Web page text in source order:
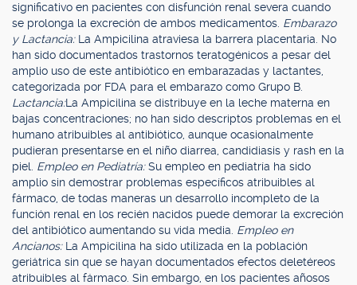
significativo en pacientes con disfunción renal severa cuando
se prolonga la excreción de ambos medicamentos. Embarazo
y Lactancia: La Ampicilina atraviesa la barrera placentaria. No
han sido documentados trastornos teratogénicos a pesar del
amplio uso de este antibiótico en embarazadas y lactantes,
categorizada por FDA para el embarazo como Grupo B.
Lactancia:La Ampicilina se distribuye en la leche materna en
bajas concentraciones; no han sido descriptos problemas en el
humano atribuibles al antibiótico, aunque ocasionalmente
pudieran presentarse en el niño diarrea, candidiasis y rash en la
piel. Empleo en Pediatría:Su empleo en pediatría ha sido
amplio sin demostrar problemas específicos atribuibles al
fármaco, de todas maneras un desarrollo incompleto de la
función renal en los recién nacidos puede demorar la excreción
del antibiótico aumentando su vida media. Empleo en
Ancianos: La Ampicilina ha sido utilizada en la población
geriátrica sin que se hayan documentados efectos deletéreos
atribuibles al fármaco. Sin embargo, en los pacientes añosos